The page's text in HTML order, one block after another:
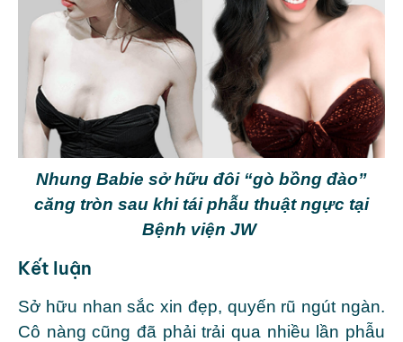
Nhung Babie sở hữu đôi “gò bồng đào”
căng tròn sau khi tái phẫu thuật ngực tại
Bệnh viện JW
Kết luận
Sở hữu nhan sắc xin đẹp, quyến rũ ngút ngàn.
Cô nàng cũng đã phải trải qua nhiều lần phẫu